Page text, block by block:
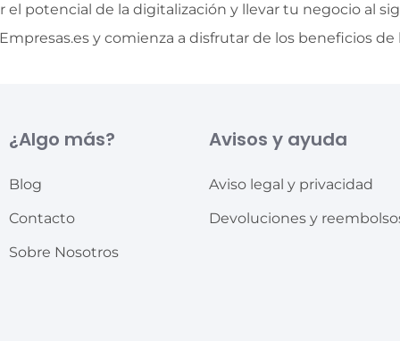
el potencial de la digitalización y llevar tu negocio al
y comienza a disfrutar de los beneficios
¿Algo más?
Blog
Contacto
Sobre Nosotros
Avisos y ayuda
Aviso legal y privacidad
Devoluciones y